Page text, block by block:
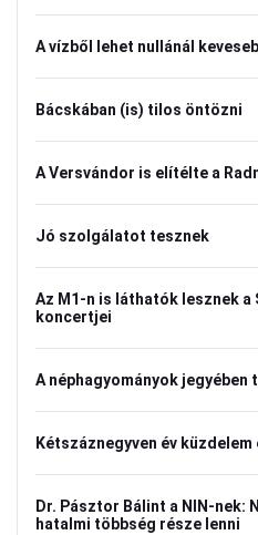
A vízből lehet nullánál
Bácskában (is) tilos öntözni
A Versvándor is elítélte a
Jó szolgálatot tesznek
Az M1-n is láthatók lesznek
koncertjei
A néphagyományok jegyében
Kétszáznegyven év küzdelem
Dr. Pásztor Bálint a NIN-nek:
hatalmi többség része lenni